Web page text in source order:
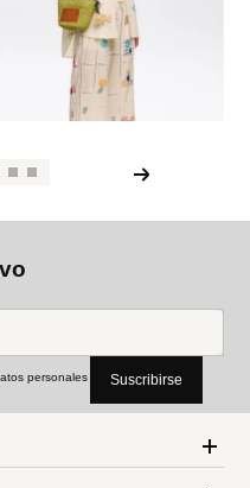
personales Suscribirse